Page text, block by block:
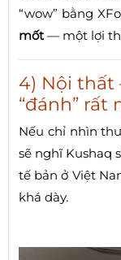
“wow” bằng
mốt — một lợi
4) Nội thất
“đánh” rất
Nếu chỉ nhìn
sẽ nghĩ Kushaq
tế bản ở Việt
khá dày.